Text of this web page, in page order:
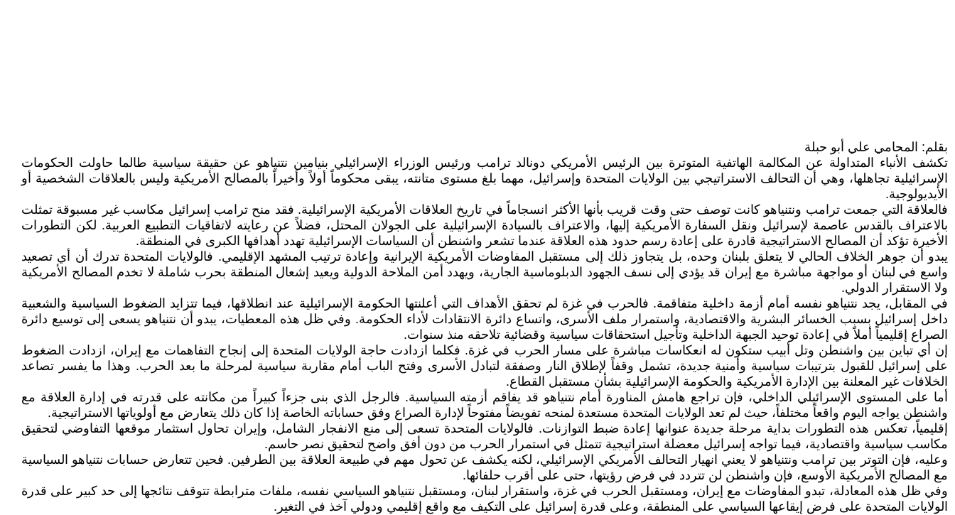
بقلم: المحامي علي أبو حبلة
تكشف الأنباء المتداولة عن المكالمة الهاتفية المتوترة بين الرئيس الأمريكي دونالد ترامب ورئيس الوزراء الإسرائيلي بنيامين نتنياهو عن حقيقة سياسية طالما حاولت الحكومات
الإسرائيلية تجاهلها، وهي أن التحالف الاستراتيجي بين الولايات المتحدة وإسرائيل، مهما بلغ مستوى متانته، يبقى محكوماً أولاً وأخيراً بالمصالح الأمريكية وليس بالعلاقات الشخصية أو
الأيديولوجية.
فالعلاقة التي جمعت ترامب ونتنياهو كانت توصف حتى وقت قريب بأنها الأكثر انسجاماً في تاريخ العلاقات الأمريكية الإسرائيلية. فقد منح ترامب إسرائيل مكاسب غير مسبوقة تمثلت
بالاعتراف بالقدس عاصمة لإسرائيل ونقل السفارة الأمريكية إليها، والاعتراف بالسيادة الإسرائيلية على الجولان المحتل، فضلاً عن رعايته لاتفاقيات التطبيع العربية. لكن التطورات
الأخيرة تؤكد أن المصالح الاستراتيجية قادرة على إعادة رسم حدود هذه العلاقة عندما تشعر واشنطن أن السياسات الإسرائيلية تهدد أهدافها الكبرى في المنطقة.
يبدو أن جوهر الخلاف الحالي لا يتعلق بلبنان وحده، بل يتجاوز ذلك إلى مستقبل المفاوضات الأمريكية الإيرانية وإعادة ترتيب المشهد الإقليمي. فالولايات المتحدة تدرك أن أي تصعيد
واسع في لبنان أو مواجهة مباشرة مع إيران قد يؤدي إلى نسف الجهود الدبلوماسية الجارية، ويهدد أمن الملاحة الدولية ويعيد إشعال المنطقة بحرب شاملة لا تخدم المصالح الأمريكية
ولا الاستقرار الدولي.
في المقابل، يجد نتنياهو نفسه أمام أزمة داخلية متفاقمة. فالحرب في غزة لم تحقق الأهداف التي أعلنتها الحكومة الإسرائيلية عند انطلاقها، فيما تتزايد الضغوط السياسية والشعبية
داخل إسرائيل بسبب الخسائر البشرية والاقتصادية، واستمرار ملف الأسرى، واتساع دائرة الانتقادات لأداء الحكومة. وفي ظل هذه المعطيات، يبدو أن نتنياهو يسعى إلى توسيع دائرة
الصراع إقليمياً أملاً في إعادة توحيد الجبهة الداخلية وتأجيل استحقاقات سياسية وقضائية تلاحقه منذ سنوات.
إن أي تباين بين واشنطن وتل أبيب ستكون له انعكاسات مباشرة على مسار الحرب في غزة. فكلما ازدادت حاجة الولايات المتحدة إلى إنجاح التفاهمات مع إيران، ازدادت الضغوط
على إسرائيل للقبول بترتيبات سياسية وأمنية جديدة، تشمل وقفاً لإطلاق النار وصفقة لتبادل الأسرى وفتح الباب أمام مقاربة سياسية لمرحلة ما بعد الحرب. وهذا ما يفسر تصاعد
الخلافات غير المعلنة بين الإدارة الأمريكية والحكومة الإسرائيلية بشأن مستقبل القطاع.
أما على المستوى الإسرائيلي الداخلي، فإن تراجع هامش المناورة أمام نتنياهو قد يفاقم أزمته السياسية. فالرجل الذي بنى جزءاً كبيراً من مكانته على قدرته في إدارة العلاقة مع
واشنطن يواجه اليوم واقعاً مختلفاً، حيث لم تعد الولايات المتحدة مستعدة لمنحه تفويضاً مفتوحاً لإدارة الصراع وفق حساباته الخاصة إذا كان ذلك يتعارض مع أولوياتها الاستراتيجية.
إقليمياً، تعكس هذه التطورات بداية مرحلة جديدة عنوانها إعادة ضبط التوازنات. فالولايات المتحدة تسعى إلى منع الانفجار الشامل، وإيران تحاول استثمار موقعها التفاوضي لتحقيق
مكاسب سياسية واقتصادية، فيما تواجه إسرائيل معضلة استراتيجية تتمثل في استمرار الحرب من دون أفق واضح لتحقيق نصر حاسم.
وعليه، فإن التوتر بين ترامب ونتنياهو لا يعني انهيار التحالف الأمريكي الإسرائيلي، لكنه يكشف عن تحول مهم في طبيعة العلاقة بين الطرفين. فحين تتعارض حسابات نتنياهو السياسية
مع المصالح الأمريكية الأوسع، فإن واشنطن لن تتردد في فرض رؤيتها، حتى على أقرب حلفائها.
وفي ظل هذه المعادلة، تبدو المفاوضات مع إيران، ومستقبل الحرب في غزة، واستقرار لبنان، ومستقبل نتنياهو السياسي نفسه، ملفات مترابطة تتوقف نتائجها إلى حد كبير على قدرة
الولايات المتحدة على فرض إيقاعها السياسي على المنطقة، وعلى قدرة إسرائيل على التكيف مع واقع إقليمي ودولي آخذ في التغير.